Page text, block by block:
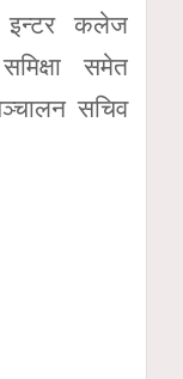
इन्टर कलेज
समेत
सचिव